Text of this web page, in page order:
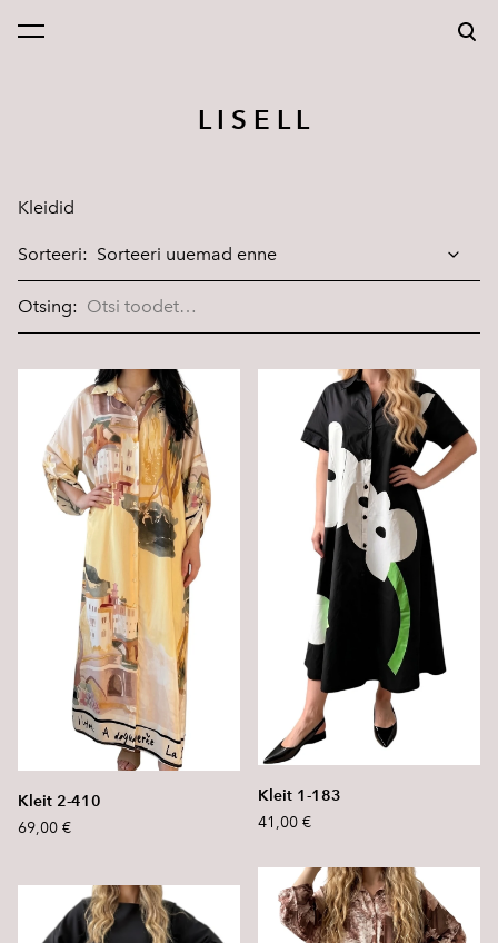
L I S E L L
lisati ostukorvi.
Kleidid
Sorteeri:
Otsing:
Kleit 2-410
69,00 €
Kleit 1-183
41,00 €